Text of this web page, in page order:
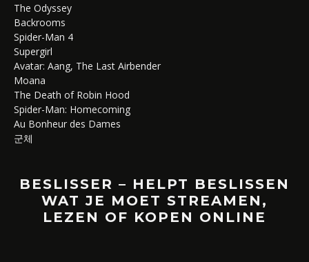
The Odyssey
Backrooms
Spider-Man 4
Supergirl
Avatar: Aang, The Last Airbender
Moana
The Death of Robin Hood
Spider-Man: Homecoming
Au Bonheur des Dames
군체
BESLISSER – HELPT BESLISSEN
WAT JE MOET STREAMEN,
LEZEN OF KOPEN ONLINE